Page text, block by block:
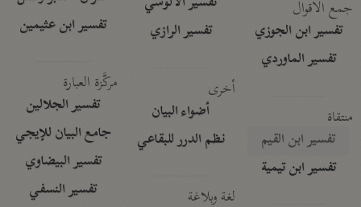
جمع الأقوال
تفسير ابن الجوزي
تفسير الماوردي
منتقاة
تفسير ابن القيم
تفسير ابن تيمية
تفسير الرازي
أخرى
أضواء البيان
نظم الدرر للبقاعي
لغة وبلاغة
تفسير ابن عثيمين
مركَّزة العبارة
تفسير الجلالين
جامع البيان للإيجي
تفسير البيضاوي
تفسير النسفي